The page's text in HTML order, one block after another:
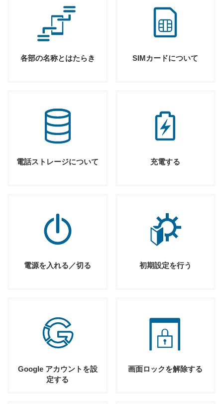
各部の名称とはたらき SIMカードについて
電話ストレージについて 充電する
電源を入れる／切る 初期設定を行う
Google アカウントを設
定する
画面ロックを解除する